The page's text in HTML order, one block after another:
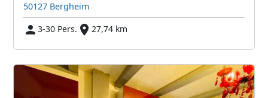
50127 Bergheim
3-30 Pers.
27,74 km